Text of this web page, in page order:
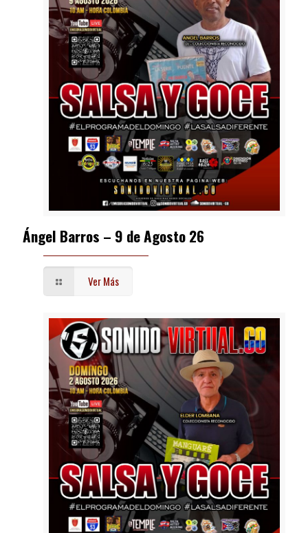
Ángel Barros – 9 de Agosto 26
Ver Más